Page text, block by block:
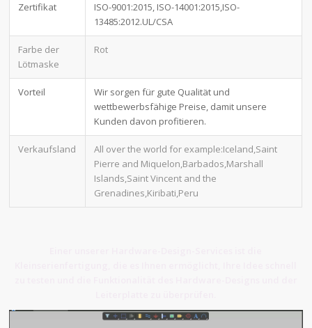
Zertifikat
ISO-9001:2015, ISO-14001:2015,ISO-
13485:2012.UL/CSA
Farbe der
Lötmaske
Rot
Vorteil
Wir sorgen für gute Qualität und
wettbewerbsfähige Preise, damit unsere
Kunden davon profitieren.
Verkaufsland
All over the world for example:Iceland,Saint
Pierre and Miquelon,Barbados,Marshall
Islands,Saint Vincent and the
Grenadines,Kiribati,Peru